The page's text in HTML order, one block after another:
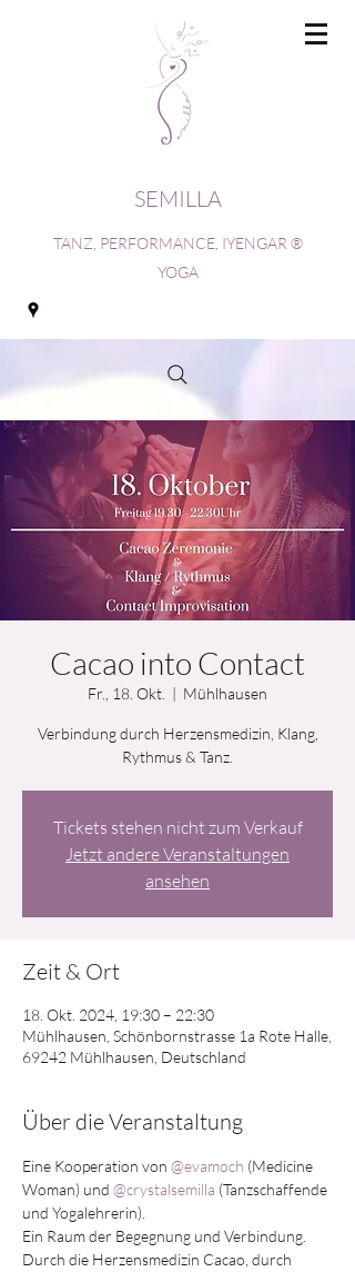
SEMILLA
TANZ, PERFORMANCE, IYENGAR ®
YOGA
Cacao into Contact
Fr., 18. Okt.
  |
Mühlhausen
Verbindung durch Herzensmedizin, Klang,
Rythmus & Tanz.
Tickets stehen nicht zum Verkauf
Jetzt andere Veranstaltungen
ansehen
Zeit & Ort
18. Okt. 2024, 19:30 – 22:30
Mühlhausen, Schönbornstrasse 1a Rote Halle,
69242 Mühlhausen, Deutschland
Über die Veranstaltung
Eine Kooperation von @evamoch (Medicine
Woman) und @crystalsemilla (Tanzschaffende
und Yogalehrerin).
Ein Raum der Begegnung und Verbindung.
Durch die Herzensmedizin Cacao, durch